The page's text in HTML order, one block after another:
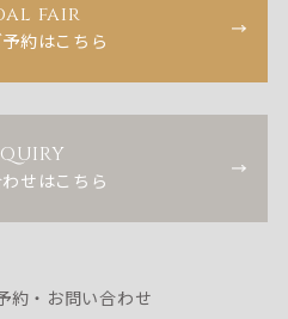
fair
約はこちら
せはこちら
約・お問い合わせ